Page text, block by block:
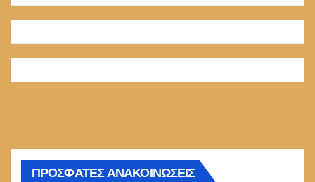
ΠΡΟΣΦΑΤΕΣ ΑΝΑΚΟΙΝΩΣΕΙΣ